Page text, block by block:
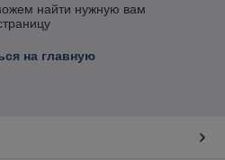
найти нужную вам
на главную